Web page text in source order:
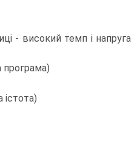
- високий темп і напруга
істота)